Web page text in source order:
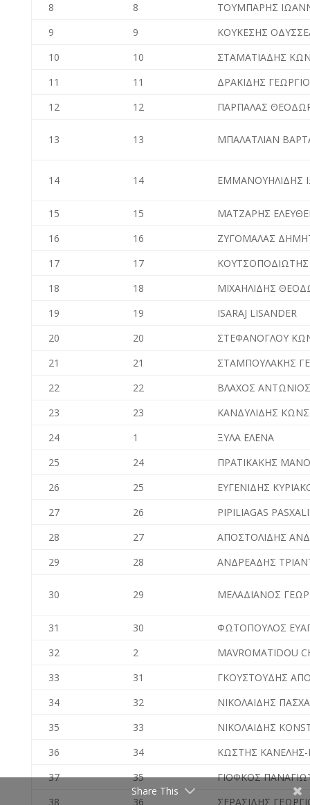
8 8
ΤΟΥΜΠΑΡΗΣ
9
9
ΚΟΥΚΕΣΗΣ
10
10
ΣΤΑΜΑΤΙΑΔΗΣ
11
11
ΔΡΑΚΙΔΗΣ
12
12 ΠΑΡΠΑΛΑΣ
13 13 ΜΠΑΛΑΤΛΙΑΝ
14 14 ΕΜΜΑΝΟΥΗΛΙΔΗΣ
15 15
ΜΑΤΖΑΡΗΣ
16
16
ΖΥΓΟΜΑΛΑΣ
17
17
18
18
ΜΙΧΑΗΛΙΔΗΣ
19
19
ISARAJ LISANDER
20
20
ΣΤΕΦΑΝΟΓΛΟΥ
21
21
ΣΤΑΜΠΟΥΛΑΚΗΣ
22
22
ΒΛΑΧΟΣ ΑΝΤΩΝΙΟΣ
23
23
ΚΑΝΔΥΛΙΔΗΣ
24
1
ΞΥΛΑ ΕΛΕΝΑ
25
24
ΠΡΑΤΙΚΑΚΗΣ
26
25
ΕΥΓΕΝΙΔΗΣ
27
26
PIPILIAGAS
28
27
ΑΠΟΣΤΟΛΙΔΗΣ
29
28 ΑΝΔΡΕΑΔΗΣ
30 29 ΜΕΛΑΔΙΑΝΟΣ
31 30
ΦΩΤΟΠΟΥΛΟΣ
32
2
MAVROMATIDOU
33
31
ΓΚΟΥΣΤΟΥΔΗΣ
34
32
ΝΙΚΟΛΑΙΔΗΣ
35
33
ΝΙΚΟΛΑΙΔΗΣ
36
34
ΚΩΣΤΗΣ
37
35
ΓΙΟΦΚΟΣ
38
36 ΣΕΡΑΣΙΔΗΣ
Share This